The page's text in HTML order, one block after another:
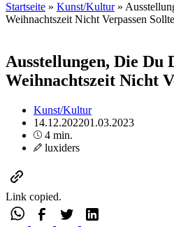
Startseite » Kunst/Kultur»
Weihnachtszeit Nicht Verpassen
Ausstellungen, Die Du
Weihnachtszeit Nicht
Kunst/Kultur
14.12.202201.03.2023
4 min.
luxiders
Link copied.